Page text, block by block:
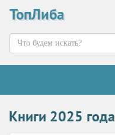
ТопЛиба
Книги 2025 года